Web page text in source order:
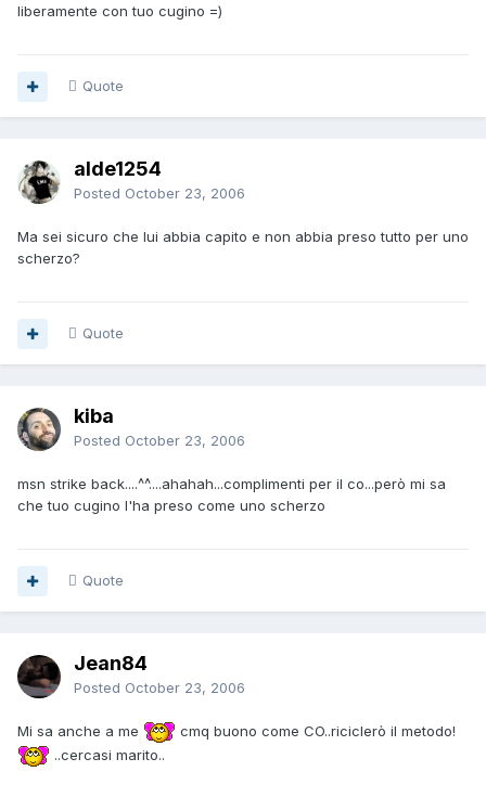
liberamente con tuo cugino =)
Quote
alde1254
Posted October 23, 2006
Ma sei sicuro che lui abbia capito e non abbia preso tutto per uno
scherzo?
Quote
kiba
Posted October 23, 2006
msn strike back....^^....ahahah...complimenti per il co...però mi sa
che tuo cugino l'ha preso come uno scherzo
Quote
Jean84
Posted October 23, 2006
Mi sa anche a me
cmq buono come CO..riciclerò il metodo!
..cercasi marito..